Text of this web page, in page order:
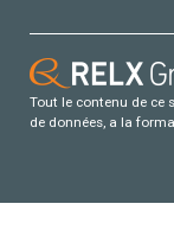
Tout le contenu de ce
de données, a la